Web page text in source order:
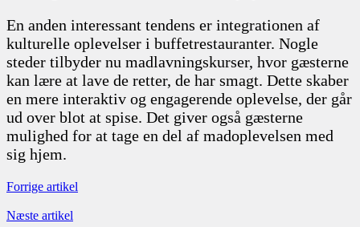
En anden interessant tendens er integrationen af
kulturelle oplevelser i buffetrestauranter. Nogle
steder tilbyder nu madlavningskurser, hvor gæsterne
kan lære at lave de retter, de har smagt. Dette skaber
en mere interaktiv og engagerende oplevelse, der går
ud over blot at spise. Det giver også gæsterne
mulighed for at tage en del af madoplevelsen med
sig hjem.
Forrige artikel
Næste artikel